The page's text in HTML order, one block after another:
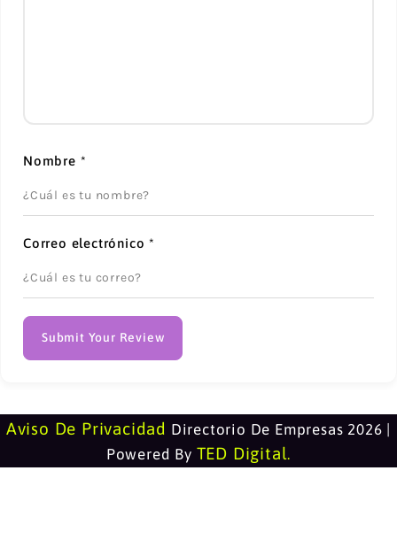
Nombre *
Correo electrónico*
Submit Your Review
Aviso De Privacidad Directorio De Empresas 2026 |
Powered By TED Digital.